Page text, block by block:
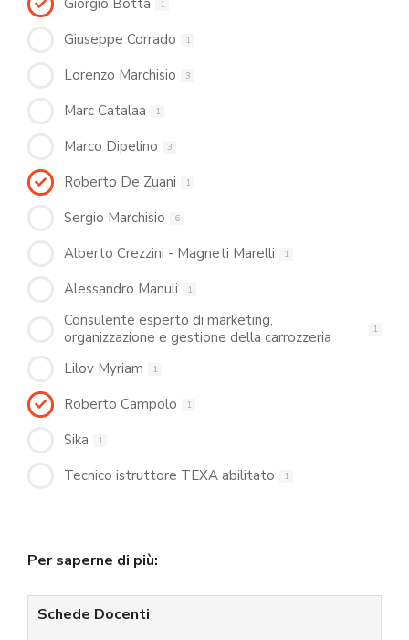
Giorgio Botta 1
Giuseppe Corrado 1
Lorenzo Marchisio 3
Marc Catalaa 1
Marco Dipelino 3
Roberto De Zuani 1
Sergio Marchisio 6
Alberto Crezzini - Magneti Marelli 1
Alessandro Manuli 1
Consulente esperto di marketing,
organizzazione e gestione della carrozzeria
1
Lilov Myriam 1
Roberto Campolo 1
Sika 1
Tecnico istruttore TEXA abilitato 1
Per saperne di più:
Schede Docenti